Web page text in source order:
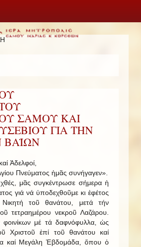
ΣΑΜΟΥ ΚΑΙ
ΓΙΑ ΤΗΝ
ΒΑΪΩΝ
Ἀδελφοί,
Πνεύματος ἡμᾶς συνήγαγεν».
μᾶς συγκέντρωσε σήμερα ἡ
γιά νά ὑποδεχθοῦμε κι ἐφέτος
τοῦ θανάτου, μετά τήν
τετραημέρου νεκροῦ Λαζάρου.
μέ τά δαφνόφυλλα, ὡς
Χριστοῦ ἐπί τοῦ θανάτου καί
καί Μεγάλη Ἑβδομάδα, ὅπου ὁ